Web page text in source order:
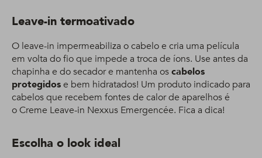
Leave-in termoativado
O leave-in impermeabiliza o cabelo e cria uma película
em volta do fio que impede a troca de íons. Use antes da
chapinha e do secador e mantenha oscabelos
protegidose bem hidratados! Um produto indicado para
cabelos que recebem fontes de calor de aparelhos é
o Creme Leave-in Nexxus Emergencée. Fica a dica!
Escolha o look ideal